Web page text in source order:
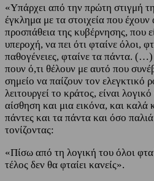
«Υπάρχει από την πρώτη στιγμή
έγκλημα με τα στοιχεία που
προσπάθεια της κυβέρνησης, που
υπεροχή, να πει ότι φταίνε όλοι,
παθογένειες, φταίνε τα πάντα.
πουν ό,τι θέλουν με αυτό που
σημείο να παίζουν τον ελεγκτικό
λειτουργεί το κράτος, είναι
αίσθηση και μια εικόνα, και καλά
πάντες και τα πάντα και όσο
τονίζοντας:
«Πίσω από τη λογική του όλοι
τέλος δεν θα φταίει κανείς».